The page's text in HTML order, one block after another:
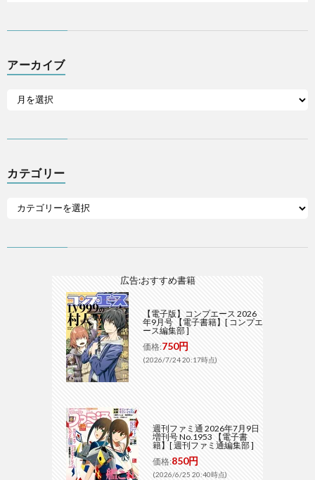
アーカイブ
カテゴリー
広告:おすすめ書籍
【電子版】コンプエース 2026
年9月号 【電子書籍】[ コンプエ
ース編集部 ]
価格:750円
(2026/7/24 20:17時点)
週刊ファミ通 2026年7月9日
増刊号 No.1953 【電子書
籍】[ 週刊ファミ通編集部 ]
価格:850円
(2026/6/25 20:40時点)